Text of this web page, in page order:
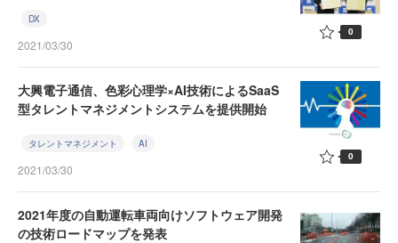
DX
2021/03/30
0
大興電子通信、色彩心理学×AI技術によるSaaS
型タレントマネジメントシステムを提供開始
タレントマネジメント AI
2021/03/30
0
2021年度の自動運転車両向けソフトウェア開発
の技術ロードマップを発表